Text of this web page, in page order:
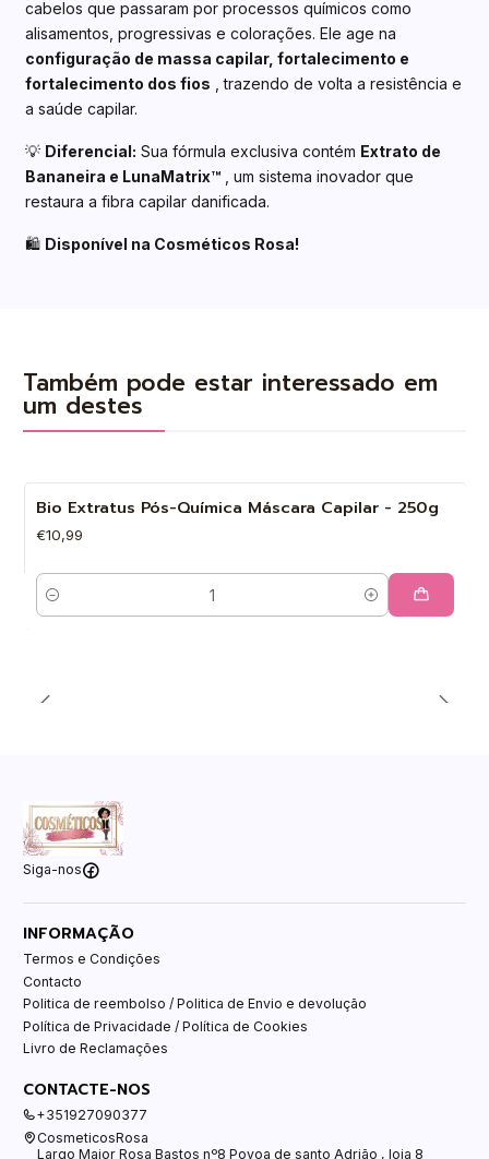
cabelos que passaram por processos químicos como
alisamentos, progressivas e colorações. Ele age na
configuração de massa capilar, fortalecimento e
fortalecimento dos fios , trazendo de volta a resistência e
a saúde capilar.
💡 Diferencial: Sua fórmula exclusiva contém Extrato de
Bananeira e LunaMatrix™, um sistema inovador que
restaura a fibra capilar danificada.
🛍 Disponível na Cosméticos Rosa!
Também pode estar interessado em
um destes
Bio Extratus Pós-Química Máscara Capilar - 250g
€10,99
Quantidade
Siga-nos
INFORMAÇÃO
Termos e Condições
Contacto
Politica de reembolso / Politica de Envio e devolução
Política de Privacidade / Política de Cookies
Livro de Reclamações
CONTACTE-NOS
+351927090377
CosmeticosRosa
Largo Major Rosa Bastos nº8 Povoa de santo Adrião , loja 8